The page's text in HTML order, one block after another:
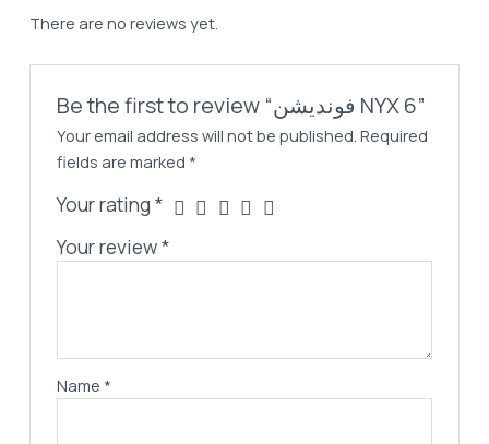
There are no reviews yet.
Be the first to review “فونديشن NYX 6”
Your email address will not be published. Required
fields are marked *
Your rating*
Your review*
Name *